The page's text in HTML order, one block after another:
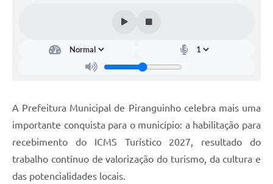
A Prefeitura Municipal de Piranguinho celebra mais uma
importante conquista para o município: a habilitação para
recebimento do ICMS Turístico 2027, resultado do
trabalho contínuo de valorização do turismo, da cultura e
das potencialidades locais.